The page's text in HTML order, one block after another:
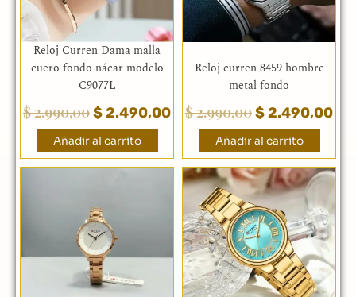
Reloj Curren Dama malla
cuero fondo nácar modelo
C9077L
$2.990,00$2.490,00
Añadir al carrito
Reloj curren 8459 hombre
metal fondo
$2.990,00$2.490,00
Añadir al carrito